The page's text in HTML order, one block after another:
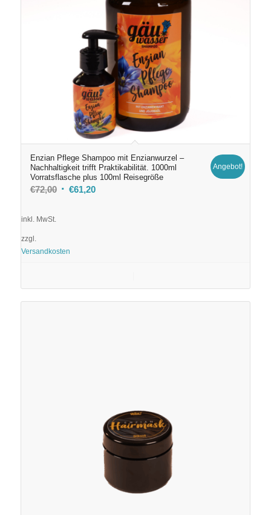
Enzian Pflege Shampoo mit Enzianwurzel –
Nachhaltigkeit trifft Praktikabilität. 1000ml
Vorratsflasche plus 100ml Reisegröße
€72,00 Ursprünglicher
€61,20Aktueller
Angebot!
inkl. MwSt.
zzgl.
Versandkosten